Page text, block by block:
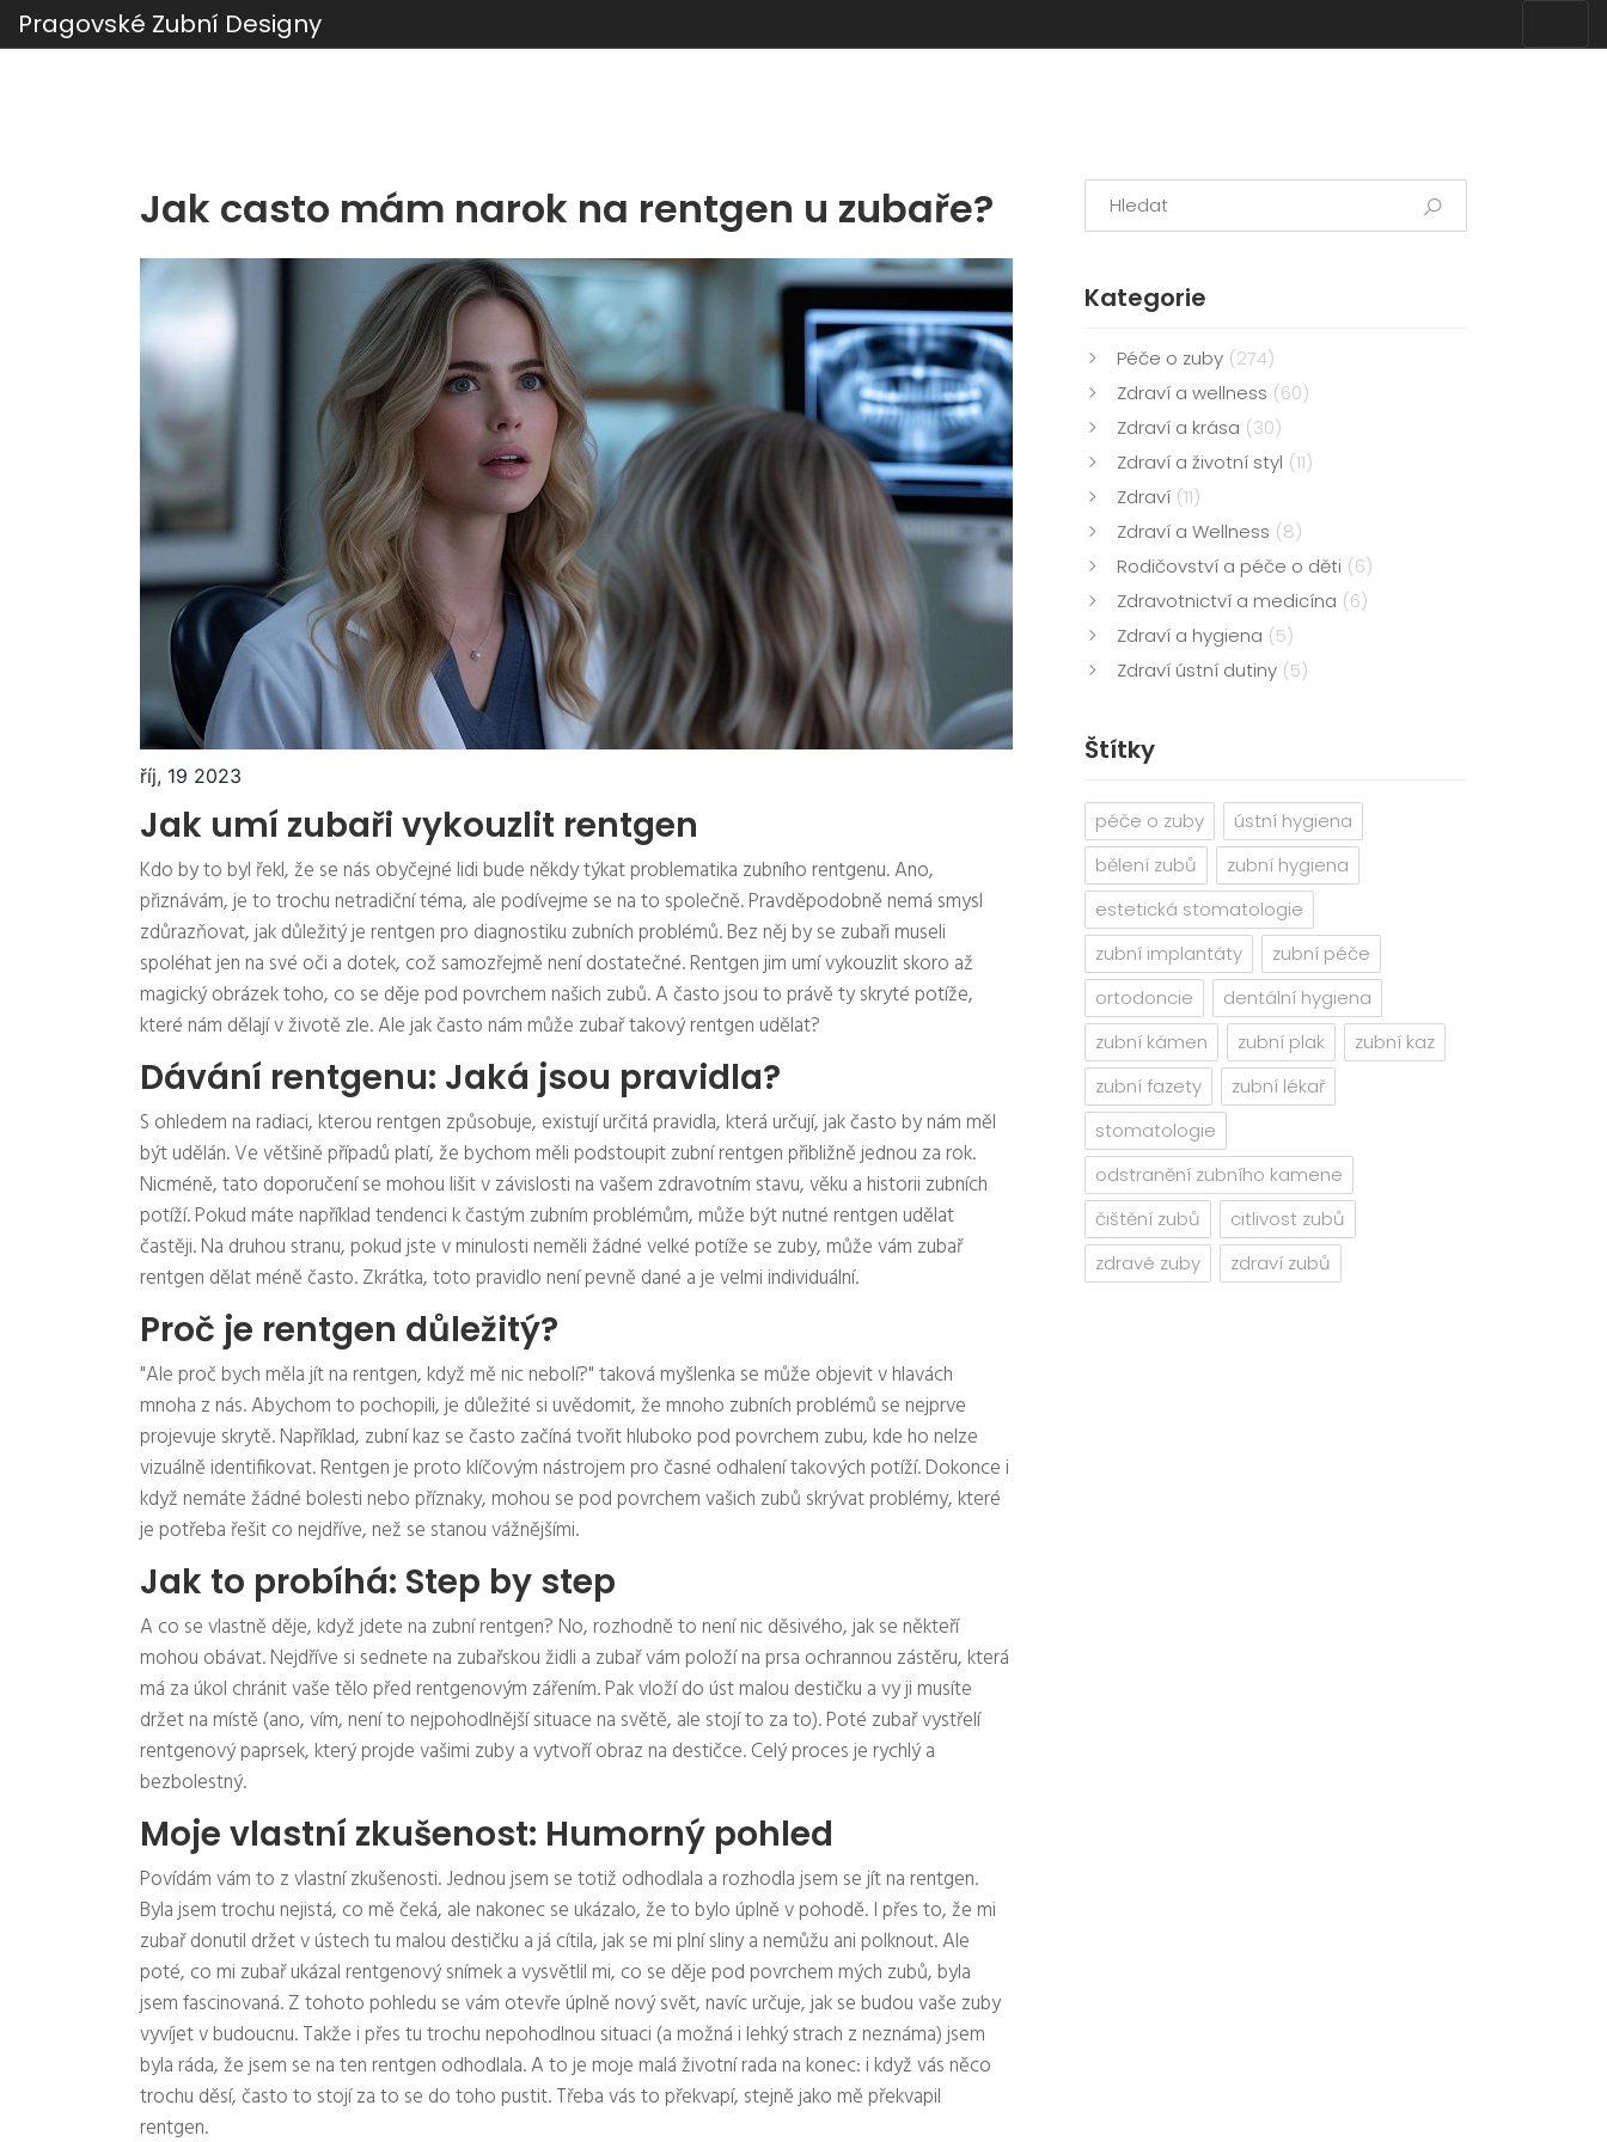
Pragovské Zubní Designy
Jak casto mám narok na rentgen u zubaře?
říj, 19 2023
Jak umí zubaři vykouzlit rentgen
Kdo by to byl řekl, že se nás obyčejné lidi bude někdy týkat problematika zubního rentgenu. Ano,
přiznávám, je to trochu netradiční téma, ale podívejme se na to společně. Pravděpodobně nemá smysl
zdůrazňovat, jak důležitý je rentgen pro diagnostiku zubních problémů. Bez něj by se zubaři museli
spoléhat jen na své oči a dotek, což samozřejmě není dostatečné. Rentgen jim umí vykouzlit skoro až
magický obrázek toho, co se děje pod povrchem našich zubů. A často jsou to právě ty skryté potíže,
které nám dělají v životě zle. Ale jak často nám může zubař takový rentgen udělat?
Dávání rentgenu: Jaká jsou pravidla?
S ohledem na radiaci, kterou rentgen způsobuje, existují určitá pravidla, která určují, jak často by nám měl
být udělán. Ve většině případů platí, že bychom měli podstoupit zubní rentgen přibližně jednou za rok.
Nicméně, tato doporučení se mohou lišit v závislosti na vašem zdravotním stavu, věku a historii zubních
potíží. Pokud máte například tendenci k častým zubním problémům, může být nutné rentgen udělat
častěji. Na druhou stranu, pokud jste v minulosti neměli žádné velké potíže se zuby, může vám zubař
rentgen dělat méně často. Zkrátka, toto pravidlo není pevně dané a je velmi individuální.
Proč je rentgen důležitý?
"Ale proč bych měla jít na rentgen, když mě nic nebolí?" taková myšlenka se může objevit v hlavách
mnoha z nás. Abychom to pochopili, je důležité si uvědomit, že mnoho zubních problémů se nejprve
projevuje skrytě. Například, zubní kaz se často začíná tvořit hluboko pod povrchem zubu, kde ho nelze
vizuálně identifikovat. Rentgen je proto klíčovým nástrojem pro časné odhalení takových potíží. Dokonce i
když nemáte žádné bolesti nebo příznaky, mohou se pod povrchem vašich zubů skrývat problémy, které
je potřeba řešit co nejdříve, než se stanou vážnějšími.
Jak to probíhá: Step by step
A co se vlastně děje, když jdete na zubní rentgen? No, rozhodně to není nic děsivého, jak se někteří
mohou obávat. Nejdříve si sednete na zubařskou židli a zubař vám položí na prsa ochrannou zástěru, která
má za úkol chránit vaše tělo před rentgenovým zářením. Pak vloží do úst malou destičku a vy ji musíte
držet na místě (ano, vím, není to nejpohodlnější situace na světě, ale stojí to za to). Poté zubař vystřelí
rentgenový paprsek, který projde vašimi zuby a vytvoří obraz na destičce. Celý proces je rychlý a
bezbolestný.
Moje vlastní zkušenost: Humorný pohled
Povídám vám to z vlastní zkušenosti. Jednou jsem se totiž odhodlala a rozhodla jsem se jít na rentgen.
Byla jsem trochu nejistá, co mě čeká, ale nakonec se ukázalo, že to bylo úplně v pohodě. I přes to, že mi
zubař donutil držet v ústech tu malou destičku a já cítila, jak se mi plní sliny a nemůžu ani polknout. Ale
poté, co mi zubař ukázal rentgenový snímek a vysvětlil mi, co se děje pod povrchem mých zubů, byla
jsem fascinovaná. Z tohoto pohledu se vám otevře úplně nový svět, navíc určuje, jak se budou vaše zuby
vyvíjet v budoucnu. Takže i přes tu trochu nepohodlnou situaci (a možná i lehký strach z neznáma) jsem
byla ráda, že jsem se na ten rentgen odhodlala. A to je moje malá životní rada na konec: i když vás něco
trochu děsí, často to stojí za to se do toho pustit. Třeba vás to překvapí, stejně jako mě překvapil
rentgen.
Kategorie
Péče o zuby (274)
Zdraví a wellness (60)
Zdraví a krása (30)
Zdraví a životní styl (11)
Zdraví (11)
Zdraví a Wellness (8)
Rodičovství a péče o děti (6)
Zdravotnictví a medicína (6)
Zdraví a hygiena (5)
Zdraví ústní dutiny (5)
Štítky
péče o zuby
ústní hygiena
bělení zubů
zubní hygiena
estetická stomatologie
zubní implantáty
zubní péče
ortodoncie
dentální hygiena
zubní kámen
zubní plak
zubní kaz
zubní fazety
zubní lékař
stomatologie
odstranění zubního kamene
čištění zubů
citlivost zubů
zdravé zuby
zdraví zubů